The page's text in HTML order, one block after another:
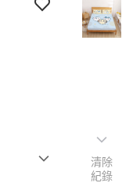
清除
紀錄